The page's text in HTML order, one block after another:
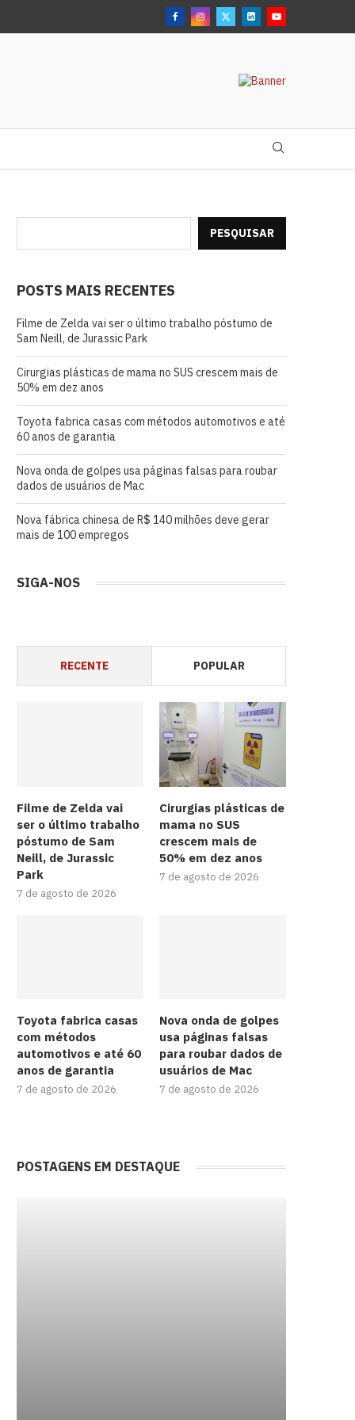
PESQUISAR
POSTS MAIS RECENTES
Filme de Zelda vai ser o último trabalho póstumo de
Sam Neill, de Jurassic Park
Cirurgias plásticas de mama no SUS crescem mais de
50% em dez anos
Toyota fabrica casas com métodos automotivos e até
60 anos de garantia
Nova onda de golpes usa páginas falsas para roubar
dados de usuários de Mac
Nova fábrica chinesa de R$ 140 milhões deve gerar
mais de 100 empregos
SIGA-NOS
RECENTE POPULAR
Filme de Zelda vai
ser o último trabalho
póstumo de Sam
Neill, de Jurassic
Park
7 de agosto de 2026
Cirurgias plásticas de
mama no SUS
crescem mais de
50% em dez anos
7 de agosto de 2026
Toyota fabrica casas
com métodos
automotivos e até 60
anos de garantia
7 de agosto de 2026
Nova onda de golpes
usa páginas falsas
para roubar dados de
usuários de Mac
7 de agosto de 2026
POSTAGENS EM DESTAQUE